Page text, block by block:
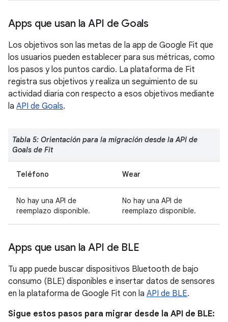
Apps que usan la API de Goals
Los objetivos son las metas de la app de Google Fit que
los usuarios pueden establecer para sus métricas, como
los pasos y los puntos cardio. La plataforma de Fit
registra sus objetivos y realiza un seguimiento de su
actividad diaria con respecto a esos objetivos mediante
la API de Goals.
Tabla 5: Orientación para la migración desde la API de
Goals de Fit
Teléfono Wear
No hay una API de
reemplazo disponible.
No hay una API de
reemplazo disponible.
Apps que usan la API de BLE
Tu app puede buscar dispositivos Bluetooth de bajo
consumo (BLE) disponibles e insertar datos de sensores
en la plataforma de Google Fit con la API de BLE.
Sigue estos pasos para migrar desde la API de BLE: